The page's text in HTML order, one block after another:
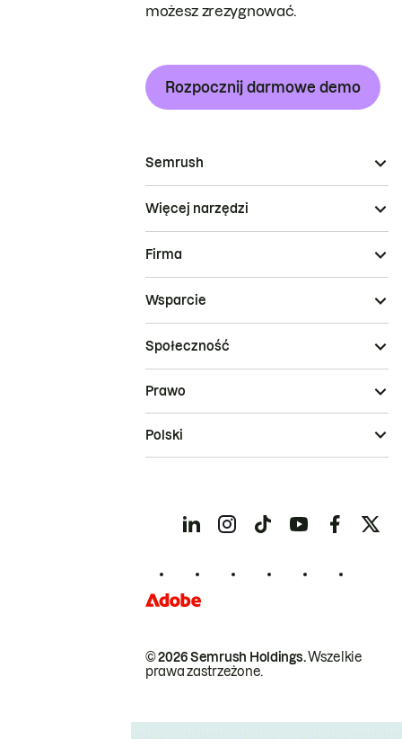
możesz zrezygnować.
Rozpocznij darmowe demo
Semrush
Więcej narzędzi
Firma
Wsparcie
Społeczność
© 2026 Semrush Holdings.Wszelkie
prawa zastrzeżone.
Prawo
Polski